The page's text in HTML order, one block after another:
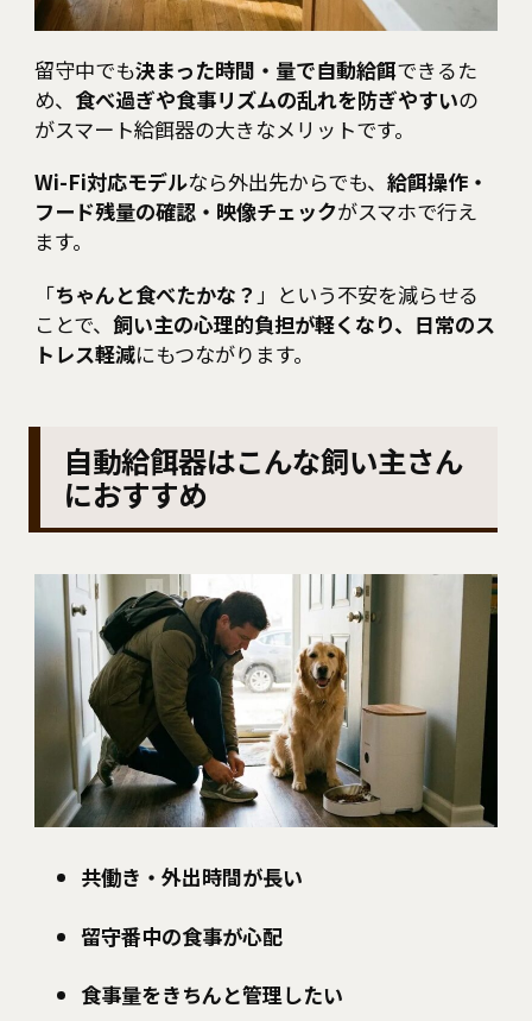
留守中でも決まった時間・量で自動給餌できるた
め、 食べ過ぎや食事リズムの乱れを防ぎやすいの
がスマート給餌器の大きなメリットです。
Wi-Fi対応モデルなら外出先からでも、給餌操作・
フード残量の確認・映像チェックがスマホで行え
ます。
「ちゃんと食べたかな？ 」という不安を減らせる
ことで、飼い主の心理的負担が軽くなり、日常のス
トレス軽減にもつながります。
自動給餌器はこんな飼い主さん
におすすめ
共働き・外出時間が長い
留守番中の食事が心配
食事量をきちんと管理したい